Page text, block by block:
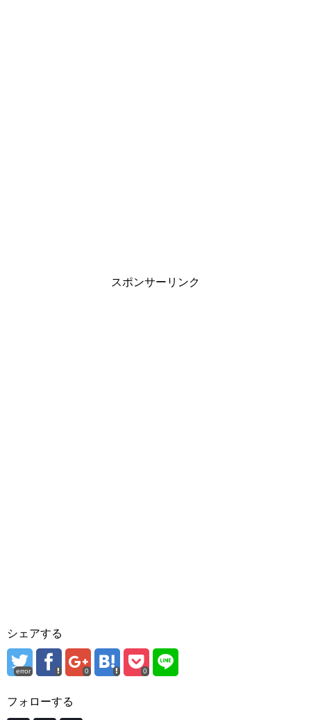
スポンサーリンク
シェアする
error 0 0
フォローする